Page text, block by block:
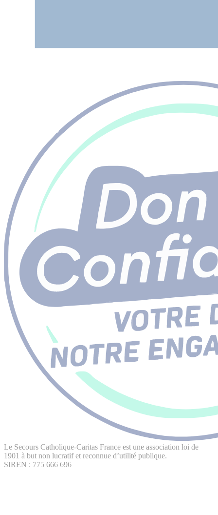
Le Secours Catholique-Caritas France est une association loi de
1901 à but non lucratif et reconnue d’utilité publique.
SIREN : 775 666 696